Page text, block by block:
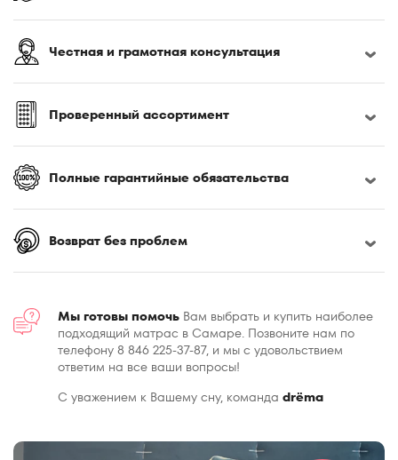
180x195
180x200
180x210
185x200
195x200
200x200
200x210
200x220
Честная и грамотная консультация
Проверенный ассортимент
Полные гарантийные обязательства
Возврат без проблем
Мы готовы помочь Вам выбрать и купить наиболее
подходящий матрас в Самаре. Позвоните нам по
телефону 8 846 225-37-87, и мы с удовольствием
ответим на все ваши вопросы!
С уважением к Вашему сну, команда drёma